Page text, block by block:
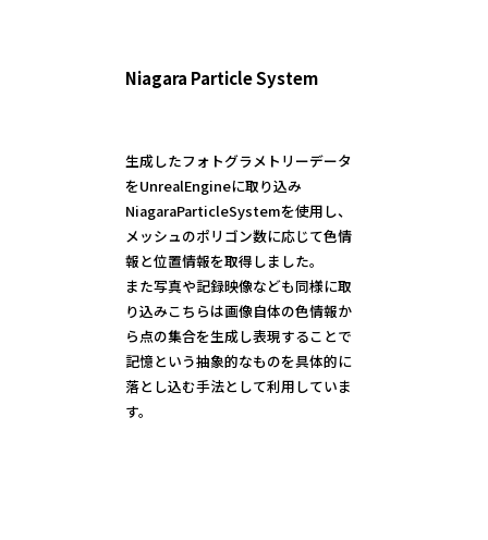
Niagara Particle System
生成したフォトグラメトリーデータ
をUnrealEngineに取り込み
NiagaraParticleSystemを使用し、
メッシュのポリゴン数に応じて色情
報と位置情報を取得しました。
また写真や記録映像なども同様に取
り込みこちらは画像自体の色情報か
ら点の集合を生成し表現することで
記憶という抽象的なものを具体的に
落とし込む手法として利用していま
す。